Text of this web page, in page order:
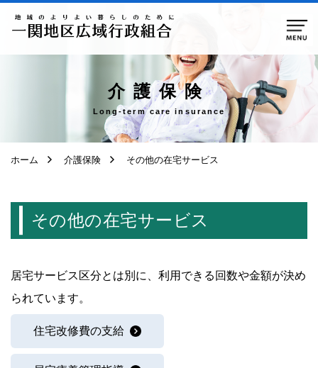
介護保険
Long-term care insurance
ホーム 介護保険 その他の在宅サービス
その他の在宅サービス
居宅サービス区分とは別に、利用できる回数や金額が決め
られています。
住宅改修費の支給